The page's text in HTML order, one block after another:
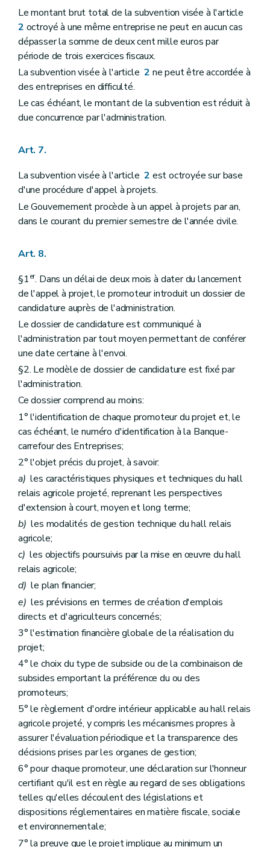
Le montant brut total de la subvention visée à l'article
2 octroyé à une même entreprise ne peut en aucun cas
dépasser la somme de deux cent mille euros par
période de trois exercices fiscaux.
La subvention visée à l'article2 ne peut être accordée à
des entreprises en difficulté.
Le cas échéant, le montant de la subvention est réduit à
due concurrence par l'administration.
Art. 7.
La subvention visée à l'article2 est octroyée sur base
d'une procédure d'appel à projets.
Le Gouvernement procède à un appel à projets par an,
dans le courant du premier semestre de l'année civile.
Art. 8.
§1er. Dans un délai de deux mois à dater du lancement
de l'appel à projet, le promoteur introduit un dossier de
candidature auprès de l'administration.
Le dossier de candidature est communiqué à
l'administration par tout moyen permettant de conférer
une date certaine à l'envoi.
§2. Le modèle de dossier de candidature est fixé par
l'administration.
Ce dossier comprend au moins:
1° l'identification de chaque promoteur du projet et, le
cas échéant, le numéro d'identification à la Banque-
carrefour des Entreprises;
2° l'objet précis du projet, à savoir:
a) les caractéristiques physiques et techniques du hall
relais agricole projeté, reprenant les perspectives
d'extension à court, moyen et long terme;
b) les modalités de gestion technique du hall relais
agricole;
c) les objectifs poursuivis par la mise en œuvre du hall
relais agricole;
d) le plan financier;
e) les prévisions en termes de création d'emplois
directs et d'agriculteurs concernés;
3° l'estimation financière globale de la réalisation du
projet;
4° le choix du type de subside ou de la combinaison de
subsides emportant la préférence du ou des
promoteurs;
5° le règlement d'ordre intérieur applicable au hall relais
agricole projeté, y compris les mécanismes propres à
assurer l'évaluation périodique et la transparence des
décisions prises par les organes de gestion;
6° pour chaque promoteur, une déclaration sur l'honneur
certifiant qu'il est en règle au regard de ses obligations
telles qu'elles découlent des législations et
dispositions réglementaires en matière fiscale, sociale
et environnementale;
7° la preuve que le projet implique au minimum un